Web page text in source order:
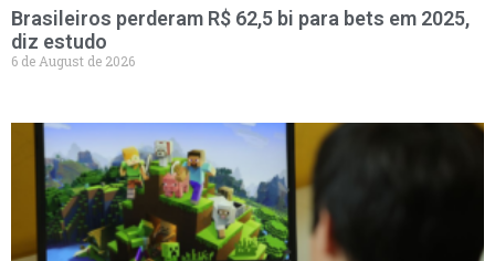
Brasileiros perderam R$ 62,5 bi para bets em 2025,
diz estudo
6 de August de 2026